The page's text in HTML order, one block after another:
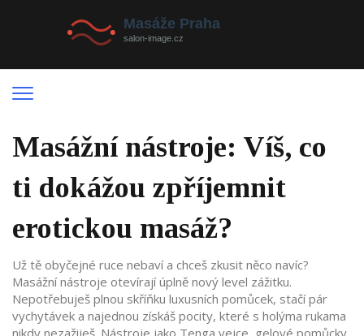
Masážní nástroje: Víš, co
ti dokážou zpříjemnit
erotickou masáž?
Už tě obyčejné ruce nebaví a chceš zkusit něco navíc?
Masážní nástroje otevírají úplně nový level zážitku.
Nepotřebuješ plnou skříňku luxusních pomůcek, stačí pár
vychytávek a najednou získáš pocity, které s holýma rukama
nikdy nezažiješ. Nástroje jako Tenga vejce, gelové pomůcky